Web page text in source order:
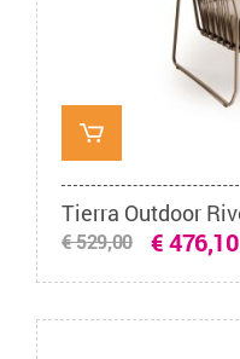
€ 476,10
€ 529,00